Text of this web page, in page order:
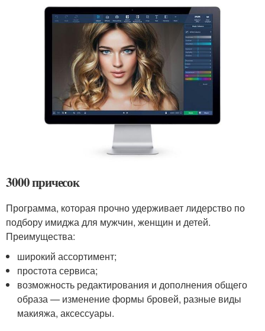
3000 причесок
Программа, которая прочно удерживает лидерство по
подбору имиджа для мужчин, женщин и детей.
Преимущества:
широкий ассортимент;
простота сервиса;
возможность редактирования и дополнения общего
образа — изменение формы бровей, разные виды
макияжа, аксессуары.